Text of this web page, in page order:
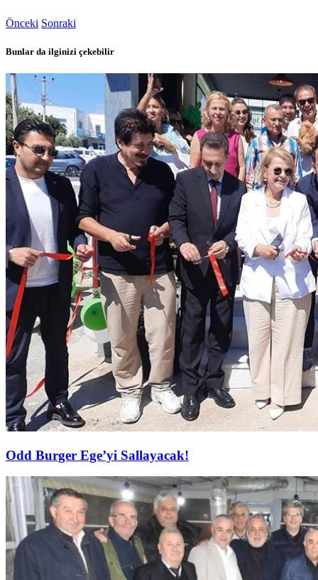
Önceki Sonraki
Bunlar da ilginizi çekebilir
Odd Burger Ege’yi Sallayacak!